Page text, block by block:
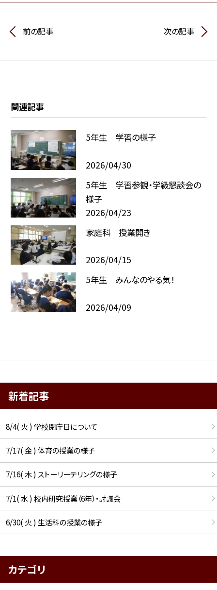
前の記事 次の記事
関連記事
5年生 学習の様子
2026/04/30
5年生 学習参観・学級懇談会の
様子
2026/04/23
家庭科 授業開き
2026/04/15
5年生 みんなのやる気！
2026/04/09
新着記事
8/4( 火 ) 学校閉庁日について
7/17( 金 ) 体育の授業の様子
7/16( 木 ) ストーリーテリングの様子
7/1( 水 ) 校内研究授業（6年）・討議会
6/30( 火 ) 生活科の授業の様子
カテゴリ